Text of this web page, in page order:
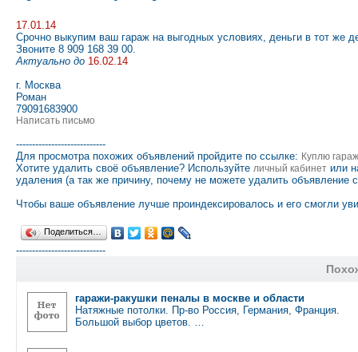
17.01.14
Срочно выкупим ваш гараж на выгодных условиях, деньги в тот же
Звоните 8 909 168 39 00.
Актуально до 16.02.14
г. Москва
Роман
79091683900
Написать письмо
----------------------------
Для просмотра похожих объявлений пройдите по ссылке: Куплю гараж
Хотите удалить своё объявление? Используйте личный кабинет или
удаления (а так же причину, почему не можете удалить объявление
Чтобы ваше объявление лучше проиндексировалось и его смогли
Поделиться…
----------------------------
гаражи-ракушки пеналы в москве и области
Натяжные потолки. Пр-во Россия, Германия, Франция.
Большой выбор цветов. …